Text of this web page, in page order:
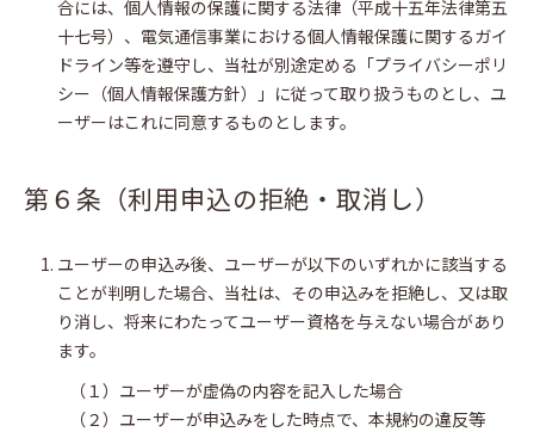
合には、個人情報の保護に関する法律（平成十五年法律第五
十七号）、電気通信事業における個人情報保護に関するガイ
ドライン等を遵守し、当社が別途定める「プライバシーポリ
シー（個人情報保護方針）」に従って取り扱うものとし、ユ
ーザーはこれに同意するものとします。
第６条（利用申込の拒絶・取消し）
ユーザーの申込み後、ユーザーが以下のいずれかに該当する
ことが判明した場合、当社は、その申込みを拒絶し、又は取
り消し、将来にわたってユーザー資格を与えない場合があり
ます。
（１）ユーザーが虚偽の内容を記入した場合
（２）ユーザーが申込みをした時点で、本規約の違反等